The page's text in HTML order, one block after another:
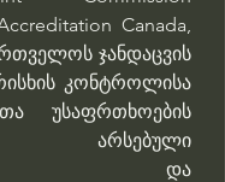
Canada,
ჯანდაცვის
კონტროლისა
უსაფრთხოების
არსებული
და